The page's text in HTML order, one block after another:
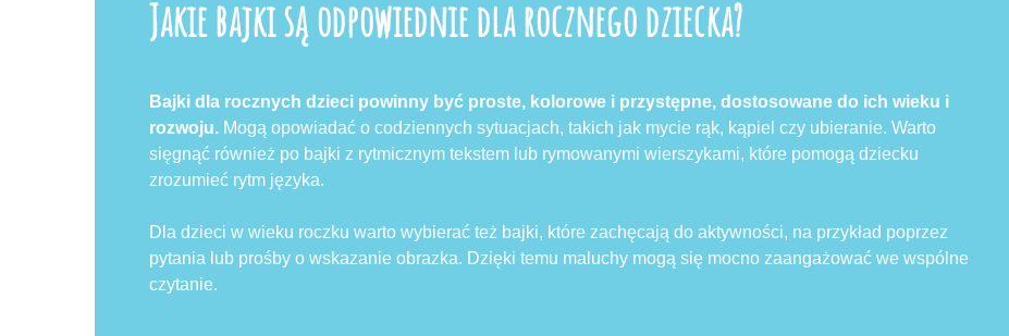
Jakie bajki są odpowiednie dla rocznego dziecka?
Bajki dla rocznych dzieci powinny być proste, kolorowe i przystępne, dostosowane do ich wieku i
rozwoju. Mogą opowiadać o codziennych sytuacjach, takich jak mycie rąk, kąpiel czy ubieranie. Warto
sięgnąć również po bajki z rytmicznym tekstem lub rymowanymi wierszykami, które pomogą dziecku
zrozumieć rytm języka.
Dla dzieci w wieku roczku warto wybierać też bajki, które zachęcają do aktywności, na przykład poprzez
pytania lub prośby o wskazanie obrazka. Dzięki temu maluchy mogą się mocno zaangażować we wspólne
czytanie.